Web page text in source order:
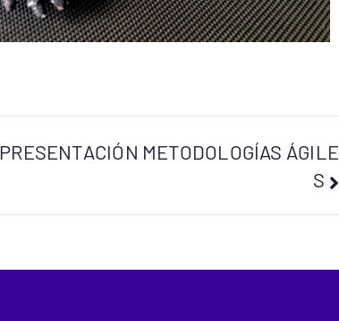
PRESENTACIÓN METODOLOGÍAS ÁGILE
S